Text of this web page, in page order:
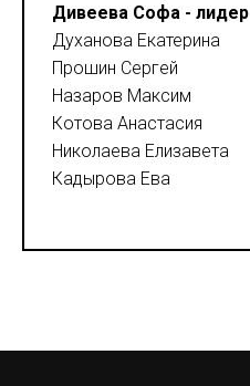
Дивеева Софа - лидер
Духанова Екатерина
Прошин Сергей
Назаров Максим
Котова Анастасия
Николаева Елизавета
Кадырова Ева